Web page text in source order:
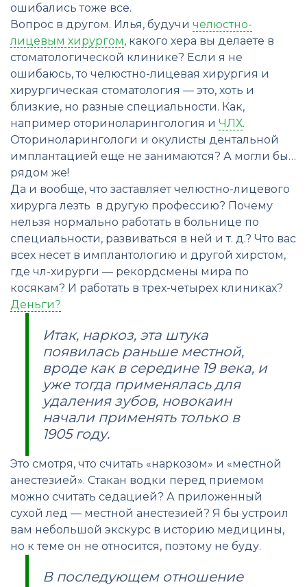
ошибались тоже все.
Вопрос в другом. Илья, будучи челюстно-
лицевым хирургом, какого хера вы делаете в
стоматологической клинике? Если я не
ошибаюсь, то челюстно-лицевая хирургия и
хирургическая стоматология — это, хоть и
близкие, но разные специальности. Как,
например оториноларингология и ЧЛХ.
Оториноларингологи и окулисты дентальной
имплантацией еще не занимаются? А могли бы…
рядом же!
Да и вообще, что заставляет челюстно-лицевого
хирурга лезть в другую профессию? Почему
нельзя нормально работать в больнице по
специальности, развиваться в ней и т. д.? Что вас
всех несет в имплантологию и другой хирстом,
где чл-хирурги — рекордсмены мира по
косякам? И работать в трех-четырех клиниках?
Деньги?
Итак, наркоз, эта штука
появилась раньше местной,
вроде как в середине 19 века, и
уже тогда применялась для
удаления зубов, новокаин
начали применять только в
1905 году.
Это смотря, что считать «наркозом» и «местной
анестезией». Стакан водки перед приемом
можно считать седацией? А приложенный
сухой лед — местной анестезией? Я бы устроил
вам небольшой экскурс в историю медицины,
но к теме он не относится, поэтому не буду.
В последующем отношение